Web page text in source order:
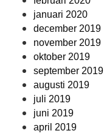
januari 2020
december 2019
november 2019
oktober 2019
september 2019
augusti 2019
juli 2019
juni 2019
april 2019